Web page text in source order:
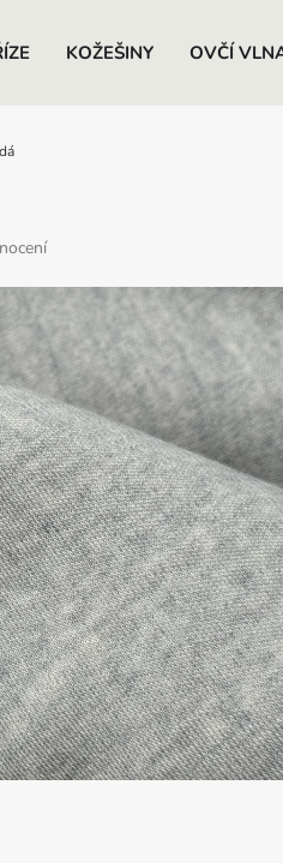
KOŽEŠINY OVČÍ